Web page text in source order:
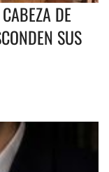
DE
SUS